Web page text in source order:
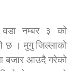
सुचना सन्देश
वडा नम्बर ३ को
छ । मुगु जिल्लाको
बजार आउदै गरेको